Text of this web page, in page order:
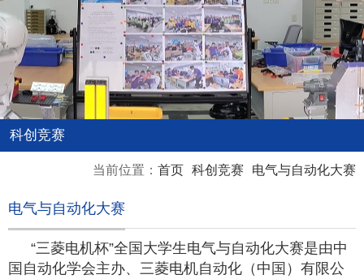
科创竞赛
当前位置： 首页 科创竞赛 电气与自动化大赛
电气与自动化大赛
“三菱电机杯”全国大学生电气与自动化大赛是由中
国自动化学会主办、三菱电机自动化（中国）有限公